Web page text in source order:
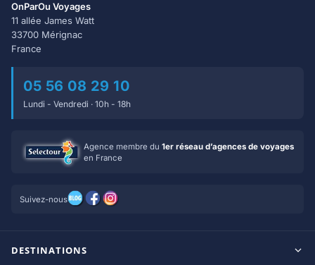
OnParOu Voyages
11 allée James Watt
33700 Mérignac
France
05 56 08 29 10
Lundi - Vendredi · 10h - 18h
Agence membre du 1er réseau d’agences de voyages
en France
Suivez-nous
DESTINATIONS